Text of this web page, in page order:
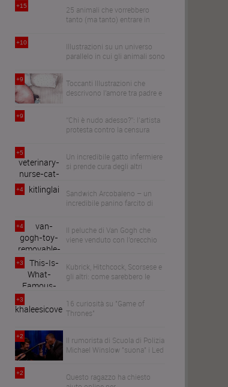
25 animali che vorrebbero
tanto (ma tanto) entrare in
+15
Illustrazioni su un universo
parallelo in cui gli animali sono
tratta loro
+10
Toccanti Illustrazioni che
descrivono l'amore tra padre e
+9
“Chi è nudo adesso?”: l’artista
protesta contro la censura
+9
Un incredibile gatto infermiere
si prende cura degli altri
+5
Sandwich Arcobaleno – un
incredibile panino farcito di
+4
Il peluche di Van Gogh che
viene venduto con l'orecchio
+4
Kubrick, Hitchcock, Scorsese e
gli altri: come sarebbero le
+3
16 curiosità su "Game of
Thrones"
+3
Il rumorista di Scuola di Polizia
Michael Winslow "suona" i Led
+2
Questo ragazzo ha chiesto
+2